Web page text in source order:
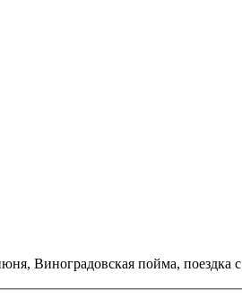
Виноградовская пойма, поездка с